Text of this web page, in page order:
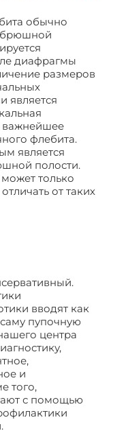
обычно
брюшной
диафрагмы
размеров
является
важнейшее
флебита.
является
полости.
только
от таких
вводят как
пупочную
центра
и
того,
с помощью